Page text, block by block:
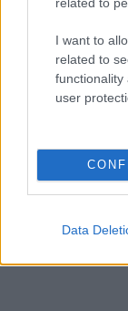
I want to
related to
functionality
user
Data
AJÁNLJUK MÉG
Országos hírek